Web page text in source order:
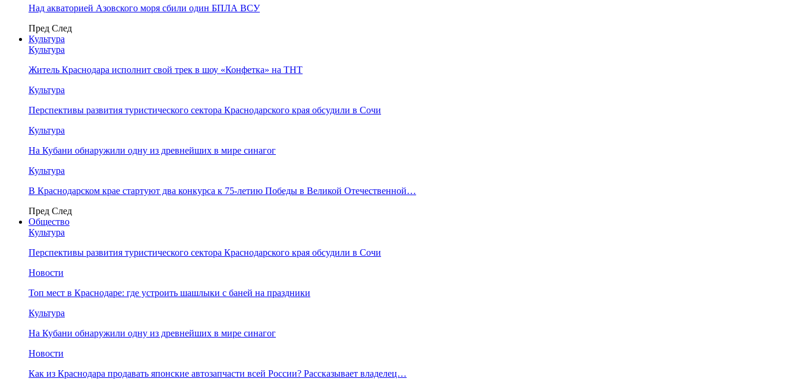
Над акваторией Азовского моря сбили один БПЛА ВСУ
Пред След
Культура
Культура
Житель Краснодара исполнит свой трек в шоу «Конфетка» на ТНТ
Культура
Перспективы развития туристического сектора Краснодарского края обсудили в Сочи
Культура
На Кубани обнаружили одну из древнейших в мире синагог
Культура
В Краснодарском крае стартуют два конкурса к 75-летию Победы в Великой Отечественной…
Пред След
Общество
Культура
Перспективы развития туристического сектора Краснодарского края обсудили в Сочи
Новости
Топ мест в Краснодаре: где устроить шашлыки с баней на праздники
Культура
На Кубани обнаружили одну из древнейших в мире синагог
Новости
Как из Краснодара продавать японские автозапчасти всей России? Рассказывает владелец…